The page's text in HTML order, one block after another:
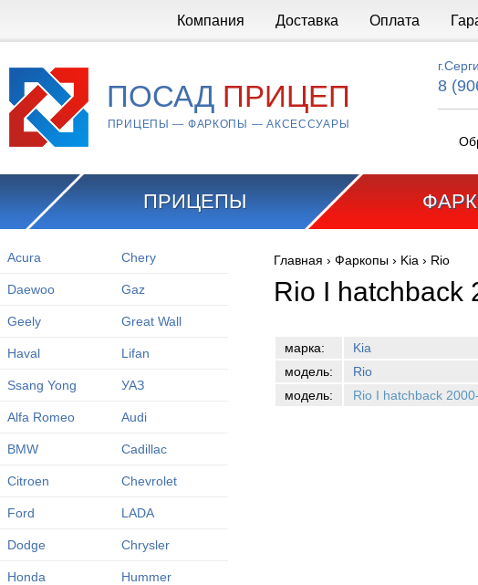
Компания Доставка Оплата
ПОСАД ПРИЦЕП
ПРИЦЕПЫ — ФАРКОПЫ — АКСЕССУАРЫ
8
ПРИЦЕПЫ
Acura Chery
Daewoo Gaz
Geely Great Wall
Haval Lifan
Ssang Yong УАЗ
Alfa Romeo Audi
BMW Cadillac
Citroen Chevrolet
Ford LADA
Dodge Chrysler
Honda Hummer
Вы здесь
Главная › Фаркопы › Kia › Rio
Rio I hatchback
марка:
Kia
модель:
Rio
модель:
Rio I hatchback